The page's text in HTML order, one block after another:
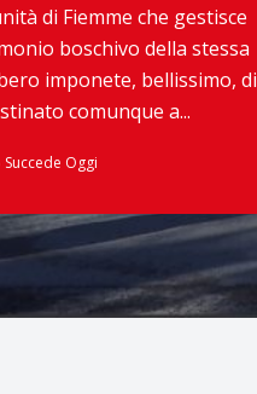
di Fiemme che gestisce
boschivo della stessa
imponete, bellissimo, di
comunque a...
Succede Oggi